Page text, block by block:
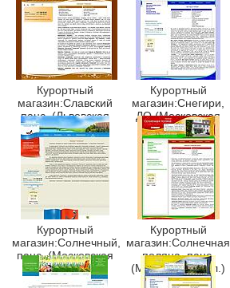
Курортный
магазин:Славский
панс. (Львовская
обл.)
Курортный
магазин:Снегири,
ДО (Московская
обл.)
Курортный
магазин:Солнечный,
панс. (Московская
обл.)
Курортный
магазин:Солнечная
поляна, панс.
(Московская обл.)